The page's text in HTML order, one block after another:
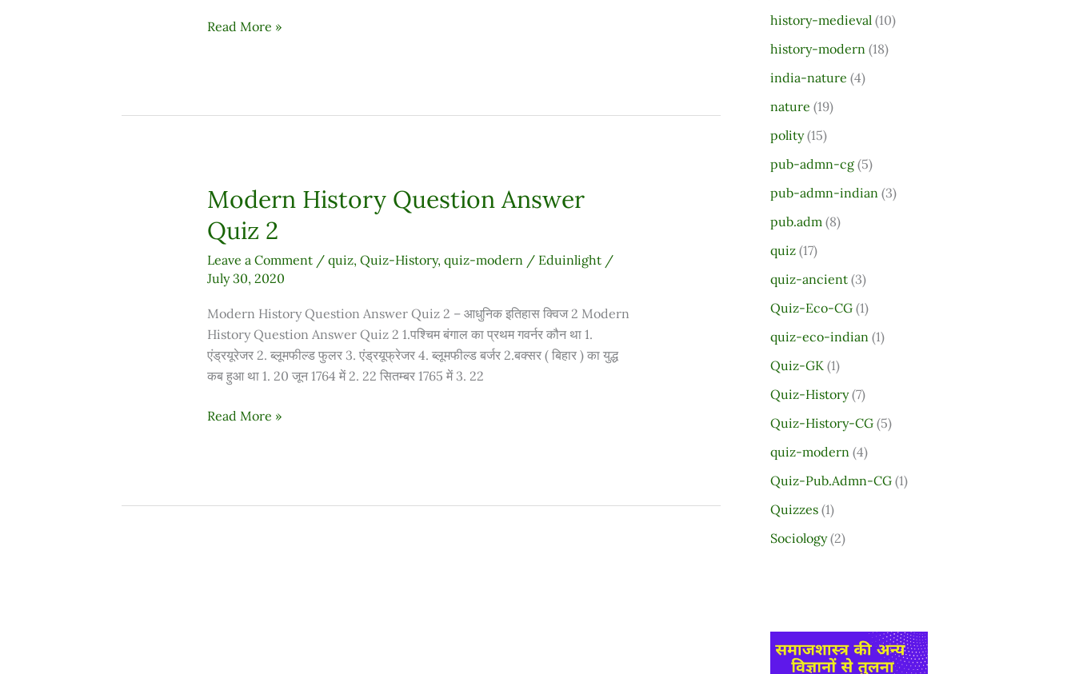
Read More »
Modern History Question Answer
Quiz 2
Leave a Comment / quiz, Quiz-History, quiz-modern/ Eduinlight /
July 30, 2020
Modern History Question Answer Quiz 2 – आधुनिक इतिहास क्विज 2 Modern
History Question Answer Quiz 2 1.पश्चिम बंगाल का प्रथम गवर्नर कौन था 1.
एंड्रयूरेजर 2. ब्लूमफील्ड फुलर 3. एंड्रयूफ्रेजर 4. ब्लूमफील्ड बर्जर 2.बक्सर ( बिहार ) का युद्ध
कब हुआ था 1. 20 जून 1764 में 2. 22 सितम्बर 1765 में 3. 22
Modern
Question
Answer
Quiz
Read More »
history-medieval(10)
history-modern(18)
india-nature (4)
nature (19)
polity(15)
pub-admn-cg(5)
pub-admn-indian(3)
pub.adm(8)
quiz(17)
quiz-ancient(3)
Quiz-Eco-CG(1)
quiz-eco-indian(1)
Quiz-GK(1)
Quiz-History(7)
Quiz-History-CG(5)
quiz-modern(4)
Quiz-Pub.Admn-CG(1)
Quizzes(1)
Sociology(2)